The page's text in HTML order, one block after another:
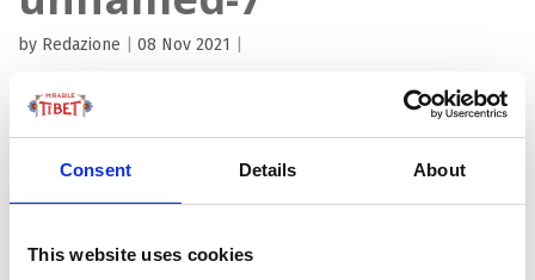
Consent Details About
This website uses cookies
by Redazione 08 Nov 2021